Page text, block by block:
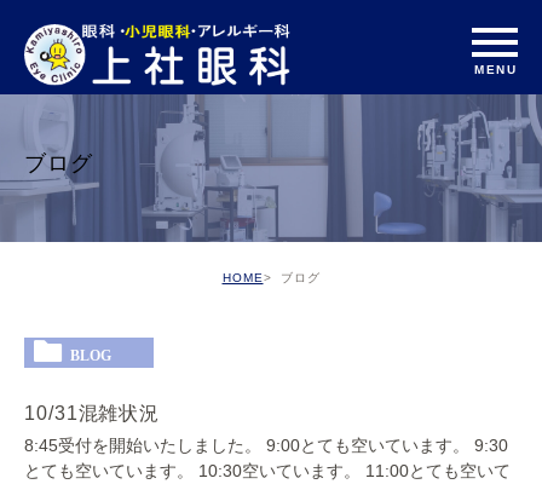
ブログ
HOME ブログ
BLOG
10/31混雑状況
8:45受付を開始いたしました。 9:00とても空いています。 9:30
とても空いています。 10:30空いています。 11:00とても空いて